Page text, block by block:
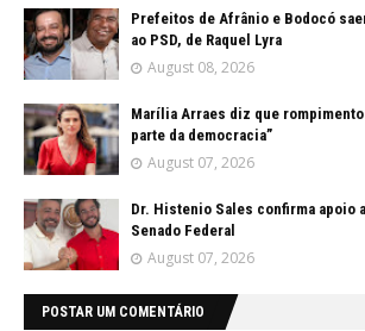
Prefeitos de Afrânio e Bodocó
ao PSD, de Raquel Lyra
August 08, 2026
Marília Arraes diz que
parte da democracia”
August 07, 2026
Dr. Histenio Sales confirma apoio
Senado Federal
August 07, 2026
POSTAR UM COMENTÁRIO